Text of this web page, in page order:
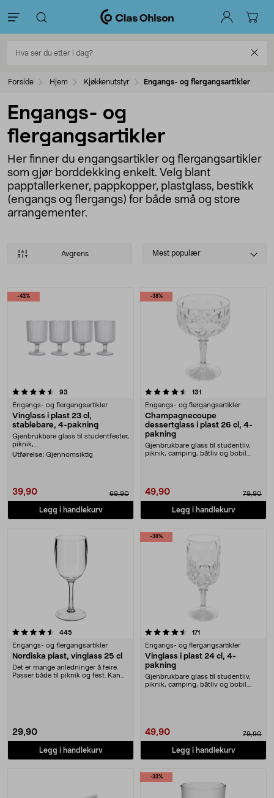
Forside Hjem Kjøkkenutstyr Engangs- og flergangsartikler
Engangs- og
flergangsartikler
Her finner du engangsartikler og flergangsartikler
som gjør borddekking enkelt. Velg blant
papptallerkener, pappkopper, plastglass, bestikk
(engangs og flergangs) for både små og store
arrangementer.
Avgrens
Select
Mest populær
Produkter
-43%
93
Engangs- og flergangsartikler
Vinglass i plast 23 cl,
stablebare, 4-pakning
Gjenbrukbare glass til studentfester,
piknik,....
Utførelse: Gjennomsiktig
39,90 69,90
Legg i handlekurv
-38%
4.5 av 5 stjerner 131
Engangs- og flergangsartikler
Champagnecoupe
dessertglass i plast 26 cl, 4-
pakning
Gjenbrukbare glass til studentliv,
piknik, camping, båtliv og bobil.
49,90 79,90
Legg i handlekurv
445
Engangs- og flergangsartikler
Nordiska plast, vinglass 25 cl
Det er mange anledninger å feire.
Passer både til piknik og fest. Kan
29,90
Legg i handlekurv
-38%
4.5 av 5 stjerner 171
Engangs- og flergangsartikler
Vinglass i plast 24 cl, 4-
pakning
Gjenbrukbare glass til studentliv,
piknik, camping, båtliv og bobil.
49,90 79,90
Legg i handlekurv
-33%